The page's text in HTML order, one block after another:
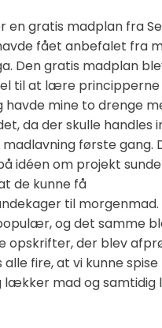
en gratis madplan fra
fået anbefalet fra
Den gratis madplan
til at lære principperne
havde mine to drenge
da der skulle handles
første gang.
idéen om projekt
de kunne få
til morgenmad.
og det samme
opskrifter, der blev
fire, at vi kunne
lækker mad og samtidig